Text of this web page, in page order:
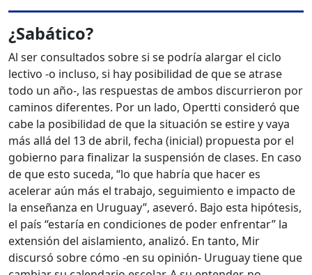
¿Sabático?
Al ser consultados sobre si se podría alargar el ciclo
lectivo -o incluso, si hay posibilidad de que se atrase
todo un año-, las respuestas de ambos discurrieron por
caminos diferentes. Por un lado, Opertti consideró que
cabe la posibilidad de que la situación se estire y vaya
más allá del 13 de abril, fecha (inicial) propuesta por el
gobierno para finalizar la suspensión de clases. En caso
de que esto suceda, “lo que habría que hacer es
acelerar aún más el trabajo, seguimiento e impacto de
la enseñanza en Uruguay”, aseveró. Bajo esta hipótesis,
el país “estaría en condiciones de poder enfrentar” la
extensión del aislamiento, analizó. En tanto, Mir
discursó sobre cómo -en su opinión- Uruguay tiene que